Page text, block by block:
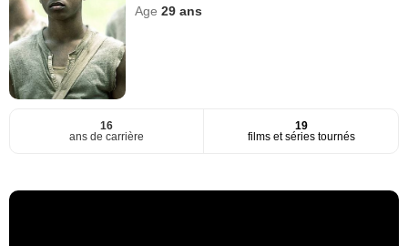
Age29 ans
16
ans de carrière
19
films et séries tournés